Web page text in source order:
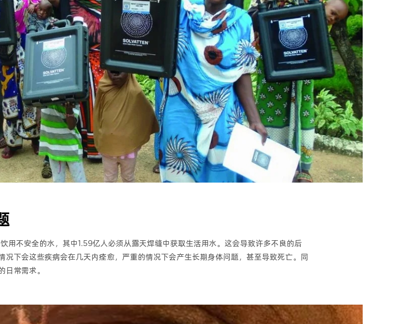
用不安全的水，其中1.59亿人必须从露天焊缝中获取生活用水。这会导致许多不良的后
况下会这些疾病会在几天内痊愈，严重的情况下会产生长期身体问题，甚至导致死亡。同
日常需求。